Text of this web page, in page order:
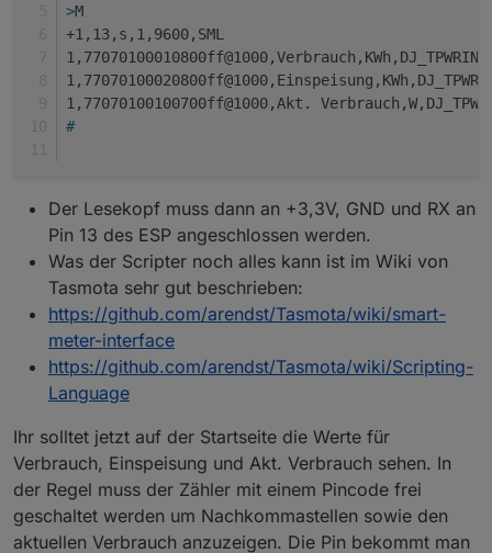
>M
+1,13,s,1,9600,SML
1,77070100100700ff@1000,Akt.
#
Der Lesekopf muss dann an +3,3V, GND und RX an
Pin 13 des ESP angeschlossen werden.
Was der Scripter noch alles kann ist im Wiki von
Tasmota sehr gut beschrieben:
https://github.com/arendst/Tasmota/wiki/smart-
meter-interface
https://github.com/arendst/Tasmota/wiki/Scripting-
Language
Ihr solltet jetzt auf der Startseite die Werte für
Verbrauch, Einspeisung und Akt. Verbrauch sehen. In
der Regel muss der Zähler mit einem Pincode frei
geschaltet werden um Nachkommastellen sowie den
aktuellen Verbrauch anzuzeigen. Die Pin bekommt man